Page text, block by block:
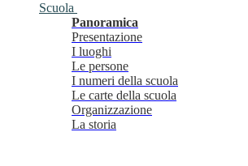
Scuola
Panoramica
Presentazione
I luoghi
Le persone
I numeri della scuola
Le carte della scuola
Organizzazione
La storia